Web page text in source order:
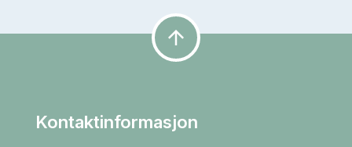
arrow_upward
Kontaktinformasjon